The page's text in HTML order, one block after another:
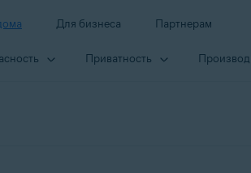
Для бизнеса Партнерам
Приватность